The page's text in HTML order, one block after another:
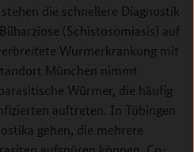
die schnellere Diagnostik
(Schistosomiasis) auf
Wurmerkrankung mit
München nimmt
Würmer, die häufig
auftreten. In Tübingen
gehen, die mehrere